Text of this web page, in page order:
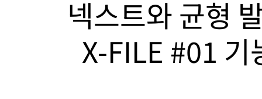
넥스트와 균형
X-FILE #01 기